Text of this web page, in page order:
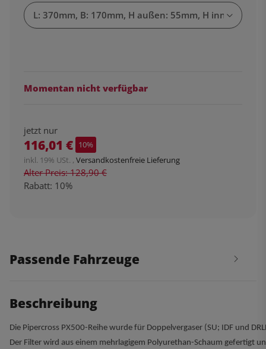
L: 370mm, B: 170mm, H außen: 55mm, H innen:
Momentan nicht verfügbar
jetzt nur
116,01 € 10%
inkl. 19% USt. , Versandkostenfreie Lieferung
Alter Preis: 128,90 €
Rabatt: 10%
Passende Fahrzeuge
Beschreibung
Die Pipercross PX500-Reihe wurde für Doppelvergaser (SU; IDF und
Der Filter wird aus einem mehrlagigem Polyurethan-Schaum gefertigt